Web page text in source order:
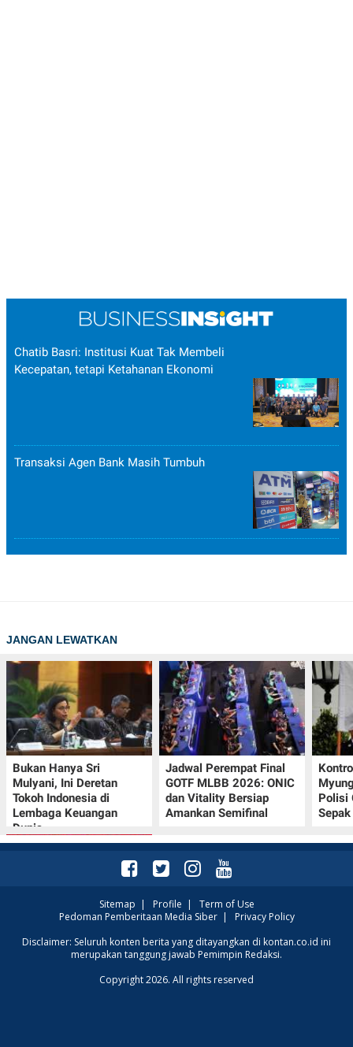
Chatib Basri: Institusi Kuat Tak Membeli
Kecepatan, tetapi Ketahanan Ekonomi
Transaksi Agen Bank Masih Tumbuh
JANGAN LEWATKAN
Bukan Hanya Sri
Mulyani, Ini Deretan
Tokoh Indonesia di
Lembaga Keuangan
Dunia
Jadwal Perempat Final
GOTF MLBB 2026: ONIC
dan Vitality Bersiap
Amankan Semifinal
Polisi
Promo JSM Superindo
7–9 Agustus 2026,
Rp37.900 hingga Buah
Sitemap Profile
Term of Use
Pedoman Pemberitaan Media Siber| Privacy Policy
Disclaimer: Seluruh konten berita yang ditayangkan di kontan.co.id ini
merupakan tanggung jawab Pemimpin Redaksi.
Copyright 2026. All rights reserved